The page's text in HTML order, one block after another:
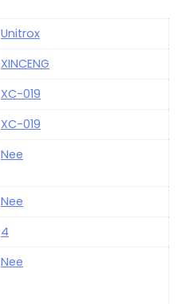
‎Unitrox
‎XINCENG
‎XC-019
‎XC-019
‎Nee
‎Nee
‎4
‎Nee